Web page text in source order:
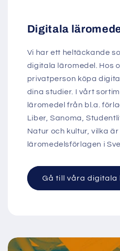
Digitala
Vi har ett heltäckande
digitala läromedel. Hos
privatperson köpa
dina studier. I vårt
läromedel från bl.a.
Liber, Sanoma,
Natur och kultur, vilka
läromedelsförlagen i
Gå till våra digitala